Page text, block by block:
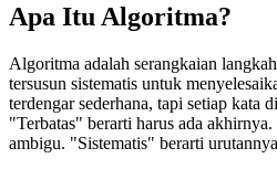
Apa Itu Algoritma?
Algoritma adalah serangkaian
tersusun sistematis untuk
terdengar sederhana, tapi setiap kata
"Terbatas" berarti harus ada
ambigu. "Sistematis" berarti